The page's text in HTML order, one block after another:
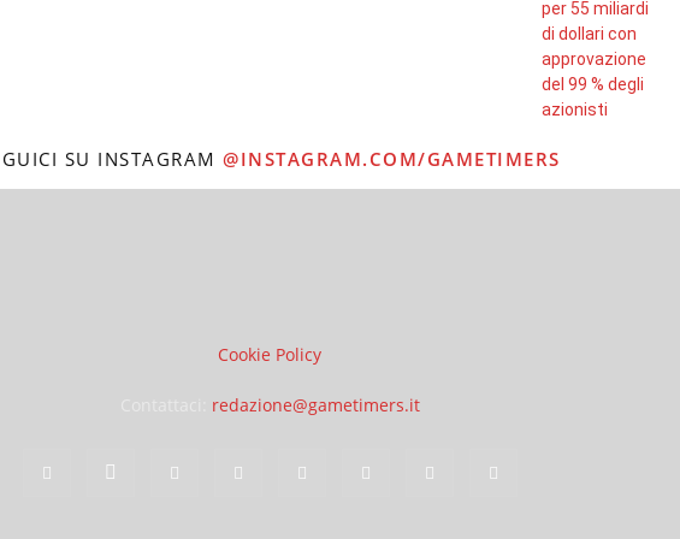
SU INSTAGRAM @INSTAGRAM.COM/GAMETIMERS
Cookie Policy
redazione@gametimers.it